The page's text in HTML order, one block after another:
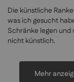
Die künstliche
was ich gesucht
Schränke legen
nicht künstlich.
Mehr